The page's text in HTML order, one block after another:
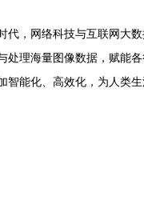
代，网络科技与互联网大
处理海量图像数据，赋能
智能化、高效化，为人类生